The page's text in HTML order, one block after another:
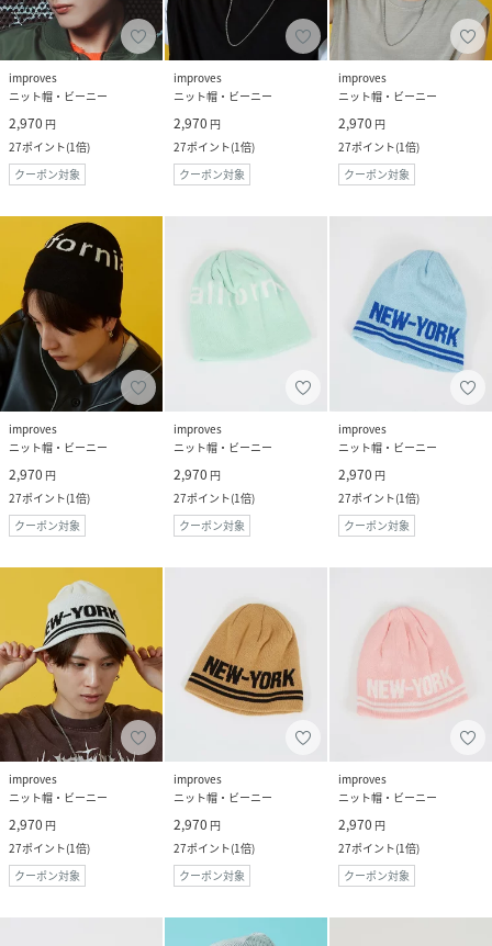
improves
ニット帽・ビーニー
2,970 円
27ポイント(1倍)
クーポン対象
improves
ニット帽・ビーニー
2,970 円
27ポイント(1倍)
クーポン対象
improves
ニット帽・ビーニー
2,970 円
27ポイント(1倍)
クーポン対象
improves
ニット帽・ビーニー
2,970 円
27ポイント(1倍)
クーポン対象
improves
ニット帽・ビーニー
2,970 円
27ポイント(1倍)
クーポン対象
improves
ニット帽・ビーニー
2,970 円
27ポイント(1倍)
クーポン対象
improves
ニット帽・ビーニー
2,970 円
27ポイント(1倍)
クーポン対象
improves
ニット帽・ビーニー
2,970 円
27ポイント(1倍)
クーポン対象
improves
ニット帽・ビーニー
2,970 円
27ポイント(1倍)
クーポン対象